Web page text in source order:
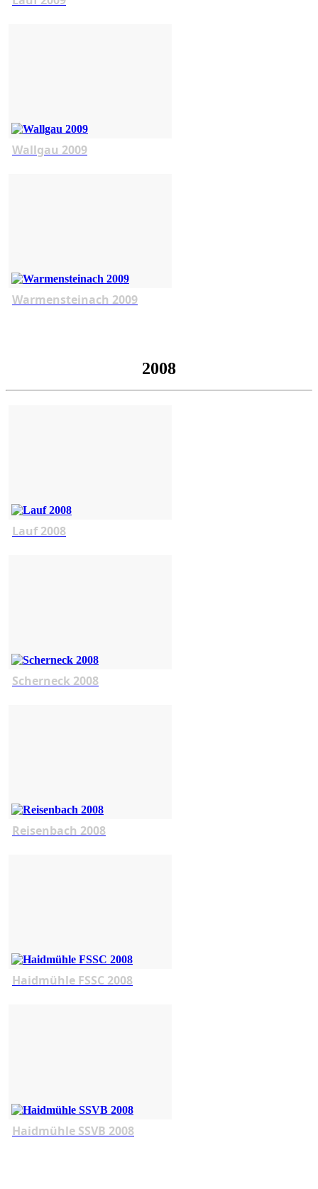
Wallgau 2009
Warmensteinach 2009
2008
Lauf 2008
Scherneck 2008
Reisenbach 2008
Haidmühle FSSC 2008
Haidmühle SSVB 2008